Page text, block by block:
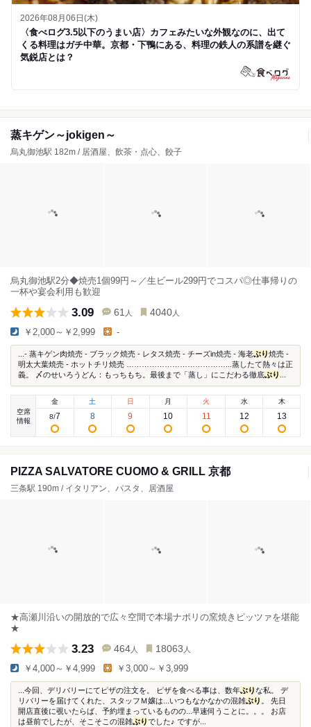
2026年08月06日(木)
〈食べログ3.5以下のうまい店〉カフェみたいな外観なのに、出て
くる料理はガチ中華。京都・下鴨にある、料理の鉄人の系譜を継ぐ
気鋭店とは？
蒸キゲン～jokigen～
烏丸御池駅 182m / 居酒屋、飲茶・点心、餃子
烏丸御池駅2分◆焼売1個99円～／生ビール299円でコスパ◎仕事帰りの
一杯や宴会利用も歓迎
3.09 61 人 4040 人
￥2,000～￥2,999 -
...- 蒸キゲン肉焼売 - ブラック焼売 - レタス焼売 - チーズin焼売 - 海老ぶり焼売 -
明太大葉焼売 - ホットチリ焼売 …………………………………...蒸したて熱々は正
義。 〆のせいろうどん：もっちもち。最後まで「蒸し」にこだわる徹底ぶり
空席
情報
金
8/7
土
8
日
9
月
10
火
11
水
12
木
13
PIZZA SALVATORE CUOMO & GRILL 京都
三条駅 190m / イタリアン、パスタ、居酒屋
★高瀬川沿いの開放的で広々空間で本場ナポリの窯焼きピッツァを堪能
★
3.23 464 人 18063 人
￥4,000～￥4,999 ￥3,000～￥3,999
...今回、デリバリーにてピザの注文を。 ピザを食べる事は、数年ぶりな私。 デ
リバリーを届けてくれた、スタッフＭ嬢は...いつもなかなかの混雑ぶり
。 先日
開店直後に覗いたらば、予約埋まっているものの...早速伺うことに。。。 お店
は昼前でしたが、そこそこの混雑ぶりでした♪ ですが...